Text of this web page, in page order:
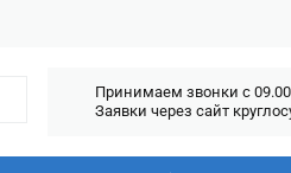
Принимаем звонки c 09.00
Заявки через сайт